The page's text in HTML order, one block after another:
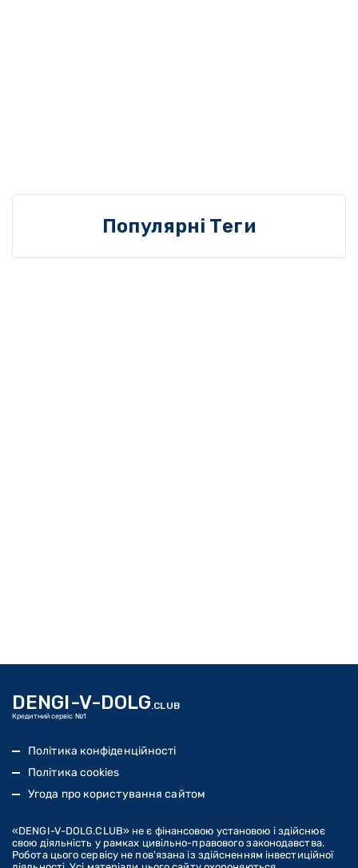
Популярні Теги
DENGI-V-DOLG.CLUB
Кредитний сервіс №1
Політика конфіденційності
Політика cookies
Угода про користування сайтом
«DENGI-V-DOLG.CLUB» не є фінансовою установою і здійснює
свою діяльність у рамках цивільно-правового законодавства.
Робота цього сервісу не пов'язана із здійсненням інвестиційної